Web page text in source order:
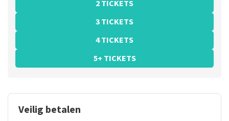
2 TICKETS
3 TICKETS
4 TICKETS
5+ TICKETS
Veilig betalen